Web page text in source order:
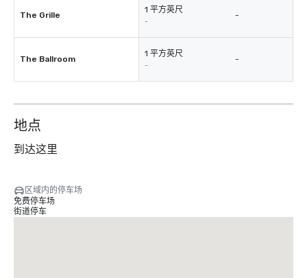
The Grille
1 平方英尺
-
-
The Ballroom
1 平方英尺
-
-
地点
到达这里
区域内的停车场
免费停车场
街道停车